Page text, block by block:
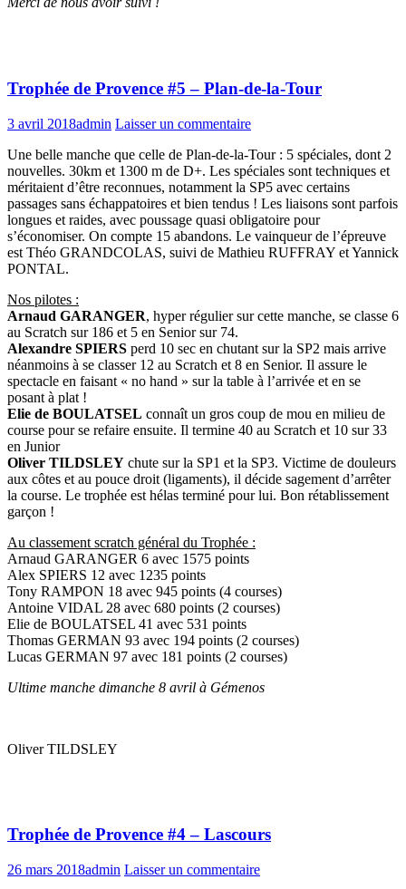
Trophée de Provence #5 – Plan-de-la-Tour
3 avril 2018admin Laisser un commentaire
Une belle manche que celle de Plan-de-la-Tour : 5 spéciales, dont 2
nouvelles. 30km et 1300 m de D+. Les spéciales sont techniques et
méritaient d’être reconnues, notamment la SP5 avec certains
passages sans échappatoires et bien tendus ! Les liaisons sont parfois
longues et raides, avec poussage quasi obligatoire pour
s’économiser. On compte 15 abandons. Le vainqueur de l’épreuve
est Théo GRANDCOLAS, suivi de Mathieu RUFFRAY et Yannick
PONTAL.
Nos pilotes :
Arnaud GARANGER, hyper régulier sur cette manche, se classe 6
au Scratch sur 186 et 5 en Senior sur 74.
Alexandre SPIERS perd 10 sec en chutant sur la SP2 mais arrive
néanmoins à se classer 12 au Scratch et 8 en Senior. Il assure le
spectacle en faisant « no hand » sur la table à l’arrivée et en se
posant à plat !
Elie de BOULATSEL connaît un gros coup de mou en milieu de
course pour se refaire ensuite. Il termine 40 au Scratch et 10 sur 33
en Junior
Oliver TILDSLEY chute sur la SP1 et la SP3. Victime de douleurs
aux côtes et au pouce droit (ligaments), il décide sagement d’arrêter
la course. Le trophée est hélas terminé pour lui. Bon rétablissement
garçon !
Au classement scratch général du Trophée :
Arnaud GARANGER 6 avec 1575 points
Alex SPIERS 12 avec 1235 points
Tony RAMPON 18 avec 945 points (4 courses)
Antoine VIDAL 28 avec 680 points (2 courses)
Elie de BOULATSEL 41 avec 531 points
Thomas GERMAN 93 avec 194 points (2 courses)
Lucas GERMAN 97 avec 181 points (2 courses)
Ultime manche dimanche 8 avril à Gémenos
Oliver TILDSLEY
Trophée de Provence #4 – Lascours
26 mars 2018admin Laisser un commentaire